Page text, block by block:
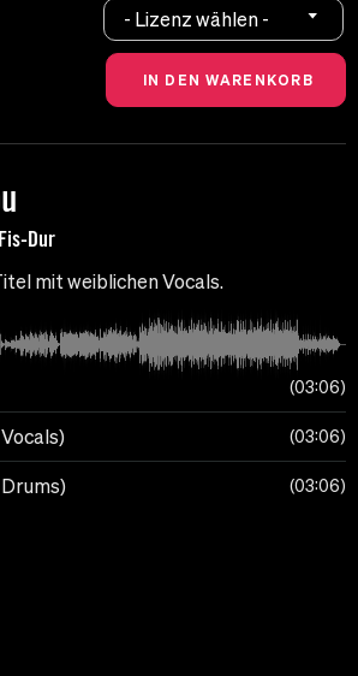
- Lizenz wählen -
Dur
mit weiblichen Vocals.
03:06
03:06
03:06